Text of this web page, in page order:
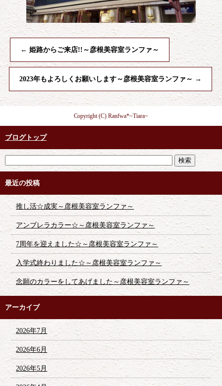
← 姫路からご来店!!～彦根美容室ランファ～
2023年もよろしくお願いします～彦根美容室ランファ～ →
Copyright (C) Ranfwa*~Tiara~
ブログトップ
最近の投稿
推し活☆成実～彦根美容室ランファ～
アンブレラカラー☆～彦根美容室ランファ～
7周年を迎えました☆～彦根美容室ランファ～
入学式終わりました☆～彦根美容室ランファ～
念願のカラーをしてあげました～彦根美容室ランファ～
アーカイブ
2026年7月
2026年6月
2026年5月